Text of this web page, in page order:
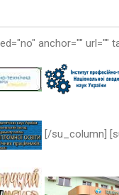
anchor=""
[/su_column]